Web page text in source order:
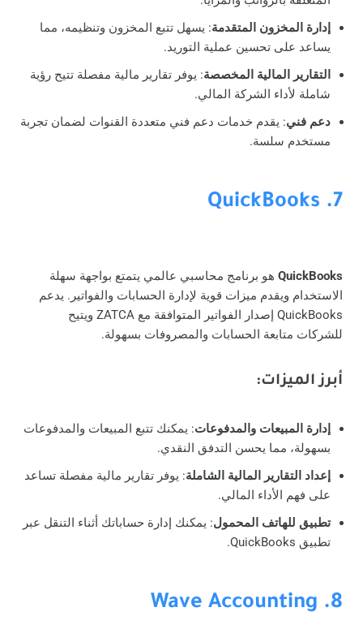
إدارة المخزون المتقدمة: يسهل تتبع المخزون وتنظيمه، مما
يساعد على تحسين عملية التوريد.
التقارير المالية المخصصة: يوفر تقارير مالية مفصلة تتيح رؤية
شاملة لأداء الشركة المالي.
دعم فني: يقدم خدمات دعم فني متعددة القنوات لضمان تجربة
مستخدم سلسة.
7. QuickBooks
QuickBooks هو برنامج محاسبي عالمي يتمتع بواجهة سهلة
الاستخدام ويقدم ميزات قوية لإدارة الحسابات والفواتير. يدعم
QuickBooks إصدار الفواتير المتوافقة مع ZATCA ويتيح
للشركات متابعة الحسابات والمصروفات بسهولة.
أبرز الميزات:
إدارة المبيعات والمدفوعات: يمكنك تتبع المبيعات والمدفوعات
بسهولة، مما يحسن التدفق النقدي.
إعداد التقارير المالية الشاملة: يوفر تقارير مالية مفصلة تساعد
على فهم الأداء المالي.
تطبيق للهاتف المحمول: يمكنك إدارة حساباتك أثناء التنقل عبر
تطبيق QuickBooks.
8. Wave Accounting